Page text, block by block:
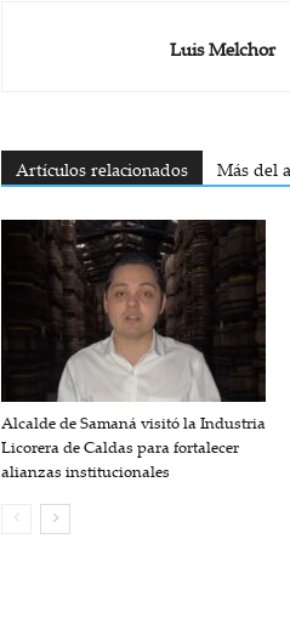
Luis Melchor
Artículos relacionados Más del
Alcalde de Samaná visitó la Industria
Licorera de Caldas para fortalecer
alianzas institucionales